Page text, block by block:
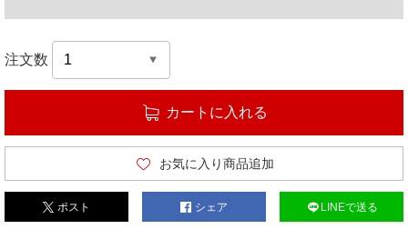
注文数
カートに入れる
お気に入り商品追加
ポスト シェア LINEで送る